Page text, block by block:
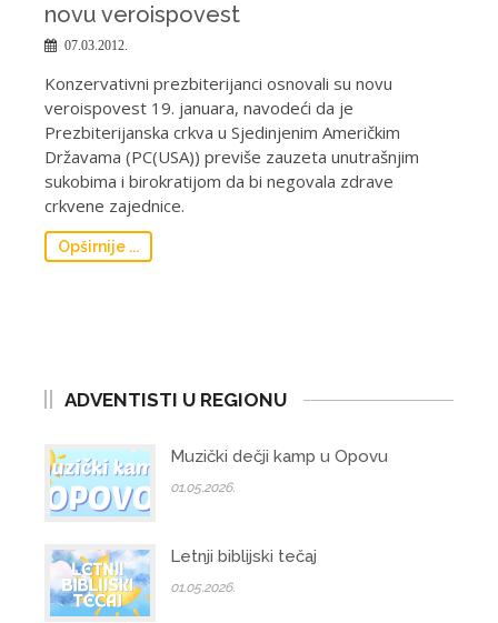
novu veroispovest
07.03.2012.
Konzervativni prezbiterijanci osnovali su novu
veroispovest 19. januara, navodeći da je
Prezbiterijanska crkva u Sjedinjenim Američkim
Državama (PC(USA)) previše zauzeta unutrašnjim
sukobima i birokratijom da bi negovala zdrave
crkvene zajednice.
Opširnije ...
ADVENTISTI U REGIONU
Muzički dečji kamp u Opovu
01.05.2026.
Letnji biblijski tečaj
01.05.2026.